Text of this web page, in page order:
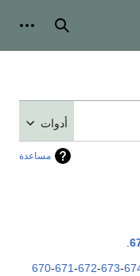
بحث
أدوات
مساعدة
670-671-672-673-